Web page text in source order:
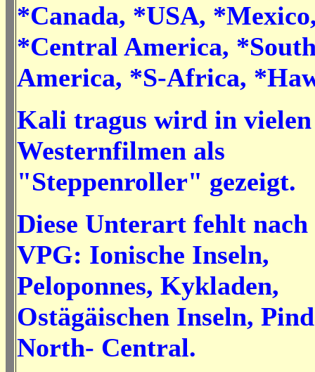
*Canada, *USA,
*Central America,
America, *S-Africa,
Kali tragus wird in vielen
Westernfilmen als
"Steppenroller" gezeigt.
Diese Unterart fehlt nach
VPG: Ionische Inseln,
Peloponnes, Kykladen,
Ostägäischen Inseln,
North- Central.